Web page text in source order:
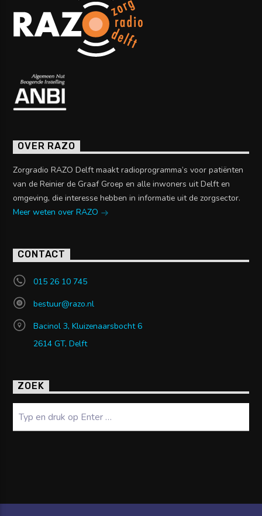
OVER RAZO
Zorgradio RAZO Delft maakt radioprogramma’s voor patiënten
van de Reinier de Graaf Groep en alle inwoners uit Delft en
omgeving, die interesse hebben in informatie uit de zorgsector.
Meer weten over RAZO
CONTACT
015 26 10 745
bestuur@razo.nl
Bacinol 3, Kluizenaarsbocht 6
2614 GT, Delft
ZOEK